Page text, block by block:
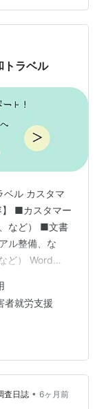
定はLINE公式…
トラベル
ベル カスタマ
】 ■カスタマー
など） ■文書
ル整備、な
ど） Word
い者（障害
料登録いただ
っくり伺いま
いただきま
無料登録 求
者就労支援
査日誌 • 6ヶ月前